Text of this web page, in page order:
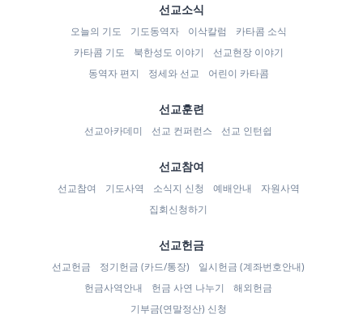
선교소식
오늘의 기도 기도동역자 이삭칼럼
카타콤 소식
카타콤 기도
북한성도 이야기
선교현장 이야기
동역자 편지
정세와 선교 어린이 카타콤
선교훈련
선교아카데미 선교 컨퍼런스 선교 인턴쉽
선교참여
선교참여 기도사역 소식지 신청 예배안내
자원사역
집회신청하기
선교헌금
선교헌금 정기헌금 (카드/통장)
일시헌금 (계좌번호안내)
헌금사역안내
헌금 사연 나누기
해외헌금
기부금(연말정산) 신청